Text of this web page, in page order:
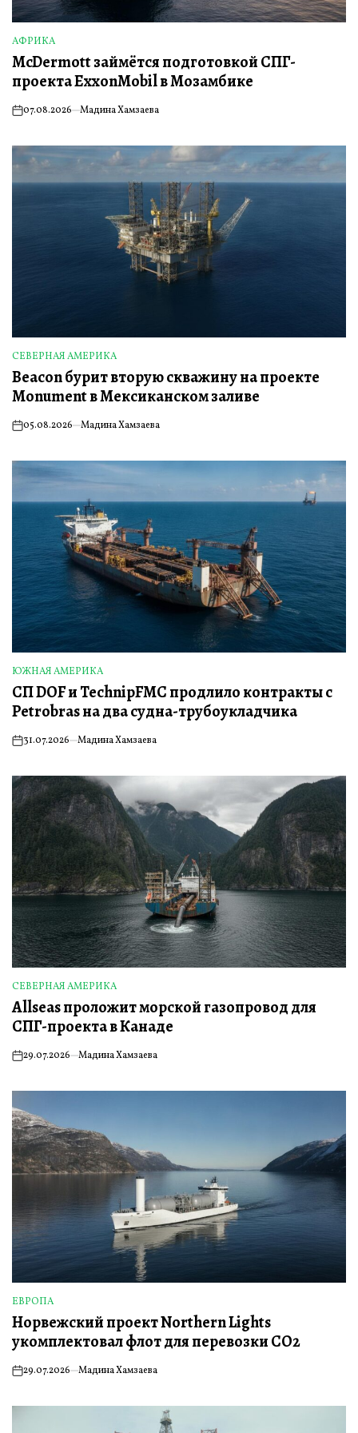
ОПУБЛИКОВАНО
В
АФРИКА
McDermott займётся подготовкой СПГ-
проекта ExxonMobil в Мозамбике
on07.08.2026 Мадина Хамзаева
ОПУБЛИКОВАНО
В
СЕВЕРНАЯ АМЕРИКА
Beacon бурит вторую скважину на проекте
Monument в Мексиканском заливе
on05.08.2026 Мадина Хамзаева
ОПУБЛИКОВАНО
В
ЮЖНАЯ АМЕРИКА
СП DOF и TechnipFMC продлило контракты с
Petrobras на два судна-трубоукладчика
on31.07.2026 Мадина Хамзаева
ОПУБЛИКОВАНО
В
СЕВЕРНАЯ АМЕРИКА
Allseas проложит морской газопровод для
СПГ-проекта в Канаде
on29.07.2026 Мадина Хамзаева
ОПУБЛИКОВАНО
В
ЕВРОПА
Норвежский проект Northern Lights
укомплектовал флот для перевозки CO2
on29.07.2026 Мадина Хамзаева